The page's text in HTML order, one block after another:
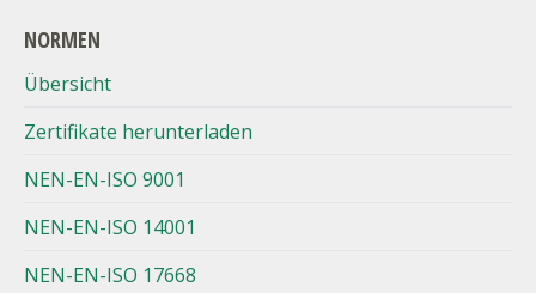
NORMEN
Übersicht
Zertifikate herunterladen
NEN-EN-ISO 9001
NEN-EN-ISO 14001
NEN-EN-ISO 17668